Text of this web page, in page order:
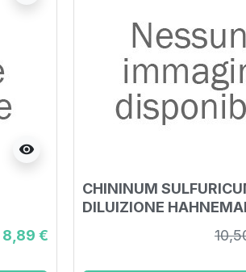
visibility
8,89 €
CHININUM
DILUIZIONE